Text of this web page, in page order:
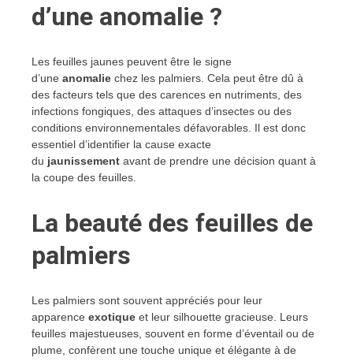
d’une anomalie ?
Les feuilles jaunes peuvent être le signe
d’une anomalie chez les palmiers. Cela peut être dû à
des facteurs tels que des carences en nutriments, des
infections fongiques, des attaques d’insectes ou des
conditions environnementales défavorables. Il est donc
essentiel d’identifier la cause exacte
du jaunissement avant de prendre une décision quant à
la coupe des feuilles.
La beauté des feuilles de
palmiers
Les palmiers sont souvent appréciés pour leur
apparence exotique et leur silhouette gracieuse. Leurs
feuilles majestueuses, souvent en forme d’éventail ou de
plume, confèrent une touche unique et élégante à de